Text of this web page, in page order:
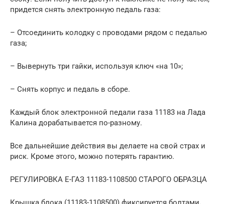
придется снять электронную педаль газа:
– Отсоединить колодку с проводами рядом с педалью
газа;
– Вывернуть три гайки, используя ключ «на 10»;
– Снять корпус и педаль в сборе.
Каждый блок электронной педали газа 11183 на Лада
Калина дорабатывается по-разному.
Все дальнейшие действия вы делаете на свой страх и
риск. Кроме этого, можно потерять гарантию.
РЕГУЛИРОВКА Е-ГАЗ 11183-1108500 СТАРОГО ОБРАЗЦА